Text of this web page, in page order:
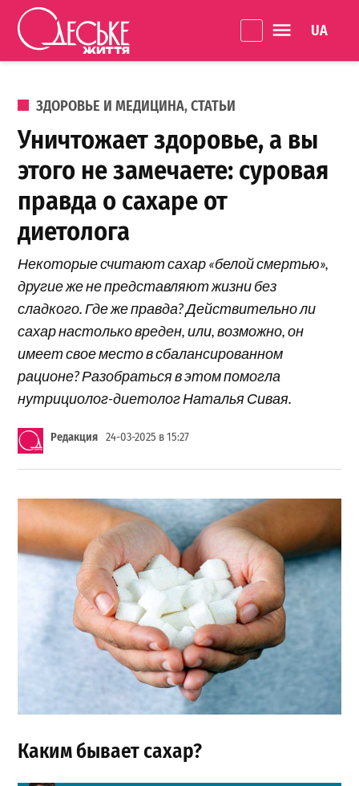
Перейти к содержанию
життя
ОПУБЛИКОВАНО В
ЗДОРОВЬЕ И МЕДИЦИНА,СТАТЬИ
Уничтожает здоровье, а вы
этого не замечаете: суровая
правда о сахаре от
диетолога
Некоторые считают сахар «белой смертью»,
другие же не представляют жизни без
сладкого. Где же правда? Действительно ли
сахар настолько вреден, или, возможно, он
имеет свое место в сбалансированном
рационе? Разобраться в этом помогла
нутрициолог-диетолог Наталья Сивая.
Редакция 24-03-2025 в 15:27
Каким бывает сахар?